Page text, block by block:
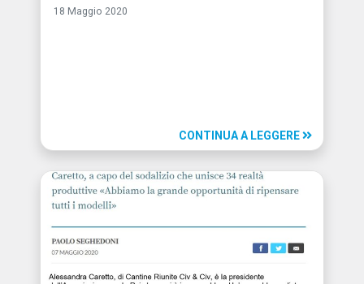
18 Maggio 2020
CONTINUA A LEGGERE